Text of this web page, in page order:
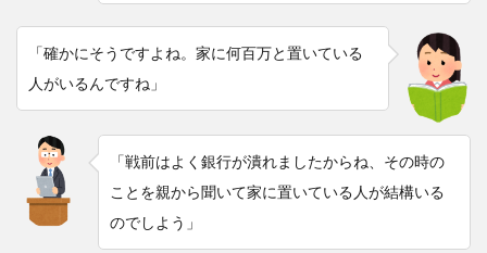
「確かにそうですよね。家に何百万と置いている
人がいるんですね」
「戦前はよく銀行が潰れましたからね、その時の
ことを親から聞いて家に置いている人が結構いる
のでしよう」